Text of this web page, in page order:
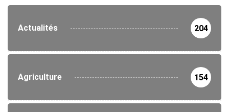
Actualités 204
Agriculture 154